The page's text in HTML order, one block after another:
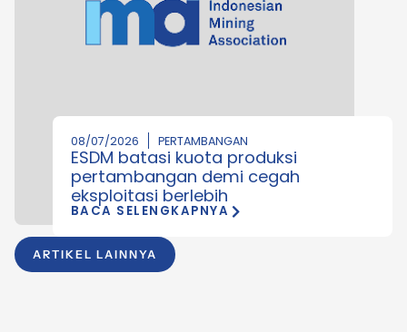
ARTIKEL LAINNYA
08/07/2026 PERTAMBANGAN
ESDM batasi kuota produksi
pertambangan demi cegah
eksploitasi berlebih
BACA SELENGKAPNYA